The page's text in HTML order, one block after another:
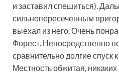
и заставил спешиться).
сильнопересеченным
выехал из него. Очень
Форест. Непосредственно
сравнительно долгие спуск
Местность обжитая,